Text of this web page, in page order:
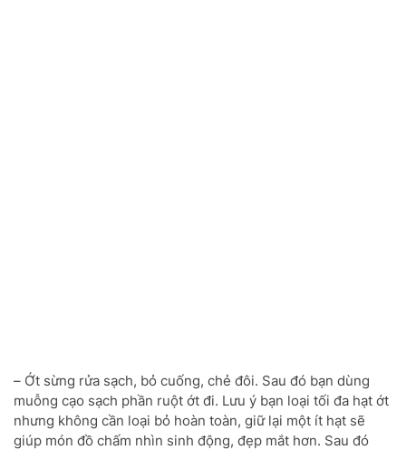
– Ớt sừng rửa sạch, bỏ cuống, chẻ đôi. Sau đó bạn dùng
muỗng cạo sạch phần ruột ớt đi. Lưu ý bạn loại tối đa hạt ớt
nhưng không cần loại bỏ hoàn toàn, giữ lại một ít hạt sẽ
giúp món đồ chấm nhìn sinh động, đẹp mắt hơn. Sau đó